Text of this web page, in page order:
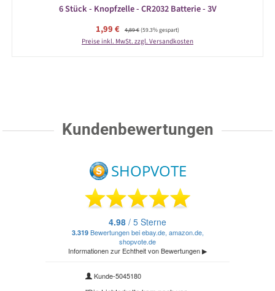
6 Stück - Knopfzelle - CR2032 Batterie - 3V
Verkaufspreis:
1,99 € Regulärer Preis:
4,89 €(59.3% gespart)
Preise inkl. MwSt. zzgl. Versandkosten
Kundenbewertungen